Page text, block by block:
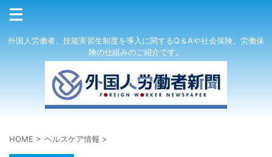
外国人労働者、技能実習生制度を導入に関するQ＆Aや社会保険、労働保
険の仕組みのご紹介です。
HOME > ヘルスケア情報 >